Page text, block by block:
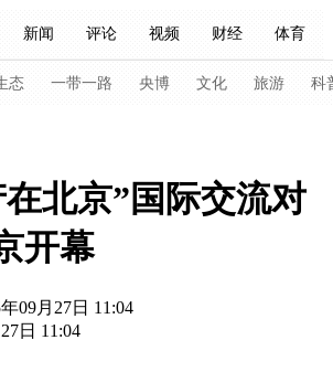
新闻 评论 视频 财经 体育
+ 中国领导人 央视快评 习式妙语
全 节目单 听音 微视频 主持人
English Монгол
态 一带一路 央博 文化 旅游 科
国际 评论
北京”国际交流对
开幕
09月27日 11:04
日 11:04